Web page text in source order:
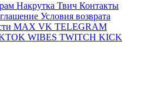
Накрутка Твич Контакты
Условия возврата
MAX VK TELEGRAM
WIBES TWITCH KICK